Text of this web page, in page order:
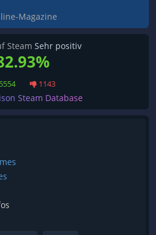
Magazine
Steam Sehr positiv
5554 1143
Steam Database